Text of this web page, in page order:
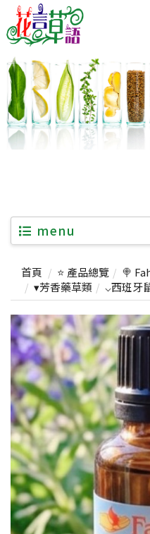
menu
首頁 ⭐ 產品總覽 🍭
▾芳香藥草類
⌵西班牙